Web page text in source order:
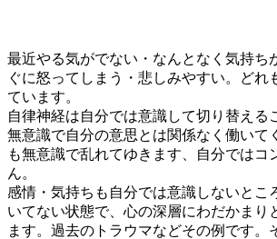
最近やる気がでない・なんとなく気持ち
ぐに怒ってしまう・悲しみやすい。どれ
ています。
自律神経は自分では意識して切り替える
無意識で自分の意思とは関係なく働いて
も無意識で乱れてゆきます、自分ではコ
ん。
感情・気持ちも自分では意識しないとこ
いてない状態で、心の深層にわだかまり
ます。過去のトラウマなどその例です。